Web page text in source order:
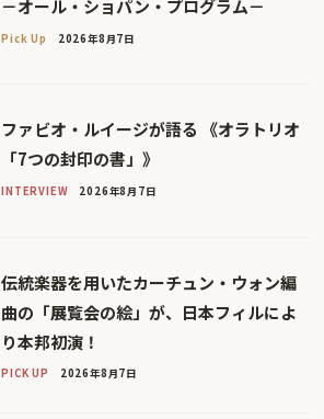
－オール・ショパン・プログラム－
Pick Up 2026年8月7日
ファビオ・ルイージが語る 《オラトリオ
「7つの封印の書」》
INTERVIEW 2026年8月7日
伝統楽器を用いたカーチュン・ウォン編
曲の「展覧会の絵」が、日本フィルによ
り本邦初演！
PICK UP 2026年8月7日